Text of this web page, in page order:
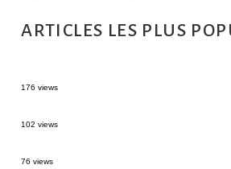
ARTICLES LES PLUS
176 views
102 views
76 views